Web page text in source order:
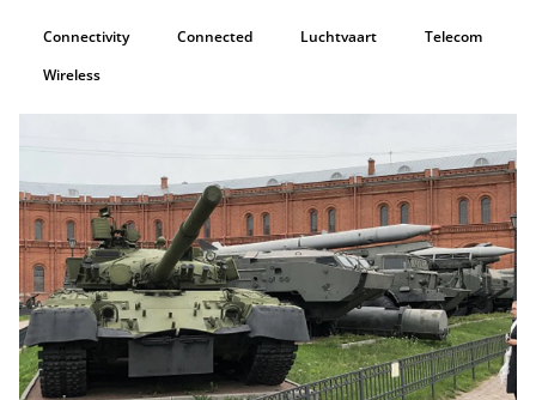
Connectivity Connected Luchtvaart
Telecom
Wireless